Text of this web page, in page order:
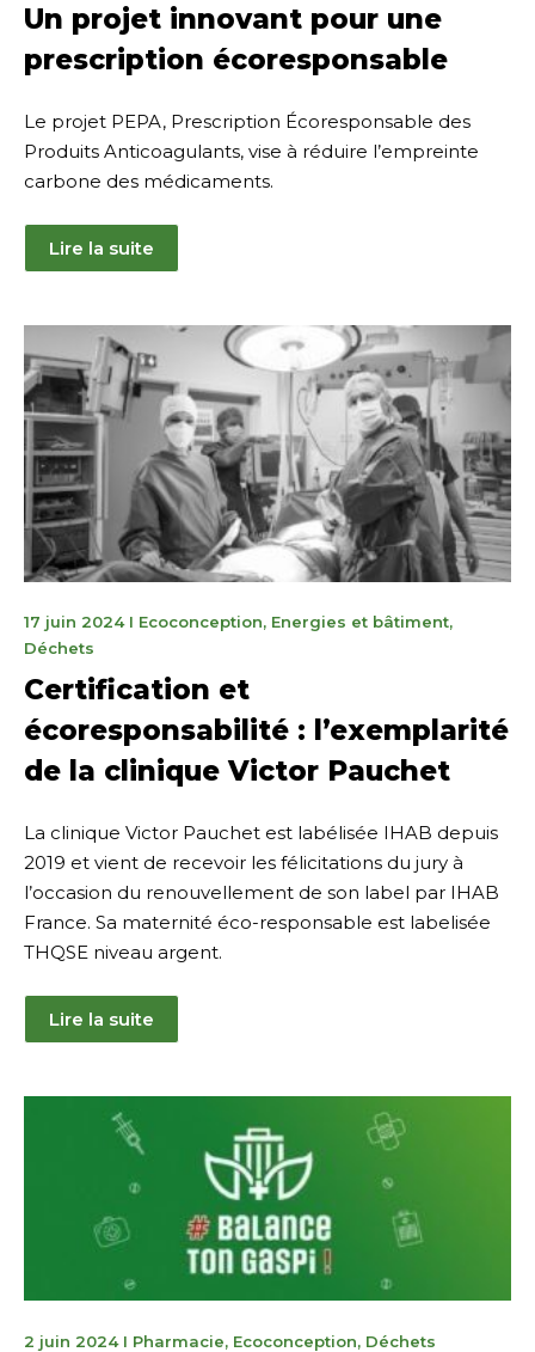
Un projet innovant pour une
prescription écoresponsable
Le projet PEPA, Prescription Écoresponsable des
Produits Anticoagulants, vise à réduire l’empreinte
carbone des médicaments.
Lire la suite
17 juin 20248
I Ecoconception, Energies et bâtiment,
Déchets
Certification et
écoresponsabilité : l’exemplarité
de la clinique Victor Pauchet
La clinique Victor Pauchet est labélisée IHAB depuis
2019 et vient de recevoir les félicitations du jury à
l’occasion du renouvellement de son label par IHAB
France. Sa maternité éco-responsable est labelisée
THQSE niveau argent.
Lire la suite
2 juin 20246
I Pharmacie, Ecoconception, Déchets